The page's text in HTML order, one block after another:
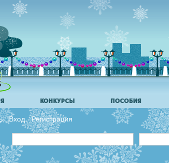
КОНКУРСЫ ПОСОБИЯ
Вход Регистрация